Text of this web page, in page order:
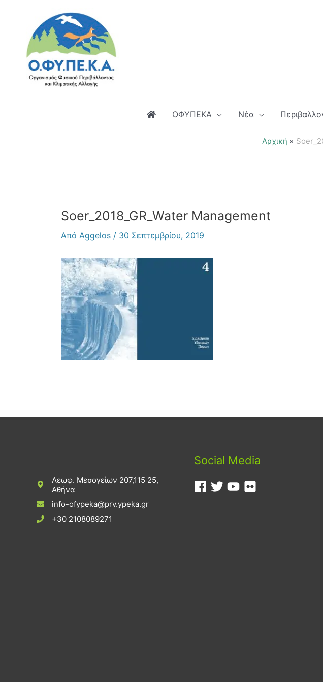
περιεχόμενο
ΟΦΥΠΕΚΑ Νέα
Αρχική
Soer_2018_GR_Water Management
Από Aggelos / 30 Σεπτεμβρίου, 2019
Λεωφ. Μεσογείων 207,115 25,
Αθήνα
info-ofypeka@prv.ypeka.gr
+30 2108089271
Social Media